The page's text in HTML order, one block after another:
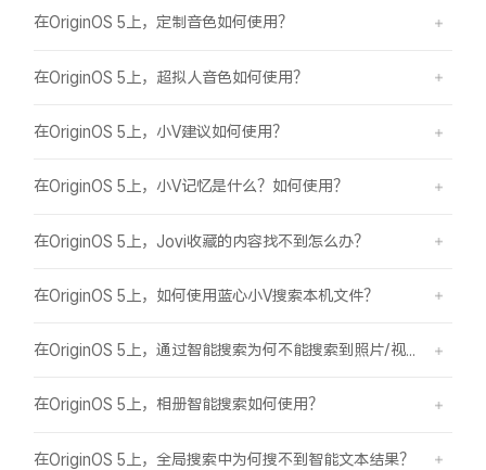
在OriginOS 5上，定制音色如何使用？
在OriginOS 5上，超拟人音色如何使用？
在OriginOS 5上，小V建议如何使用？
在OriginOS 5上，小V记忆是什么？如何使用？
在OriginOS 5上，Jovi收藏的内容找不到怎么办？
在OriginOS 5上，如何使用蓝心小V搜索本机文件？
在OriginOS 5上，相册智能搜索如何使用？
在OriginOS 5上，全局搜索中为何搜不到智能文本结果？